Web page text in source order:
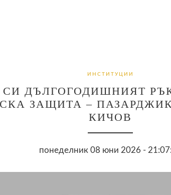
ИНСТИТУЦИИ
СИ ДЪЛГОГОДИШНИЯТ
ЗАЩИТА –
КИЧОВ
понеделник 08 юни 2026 -